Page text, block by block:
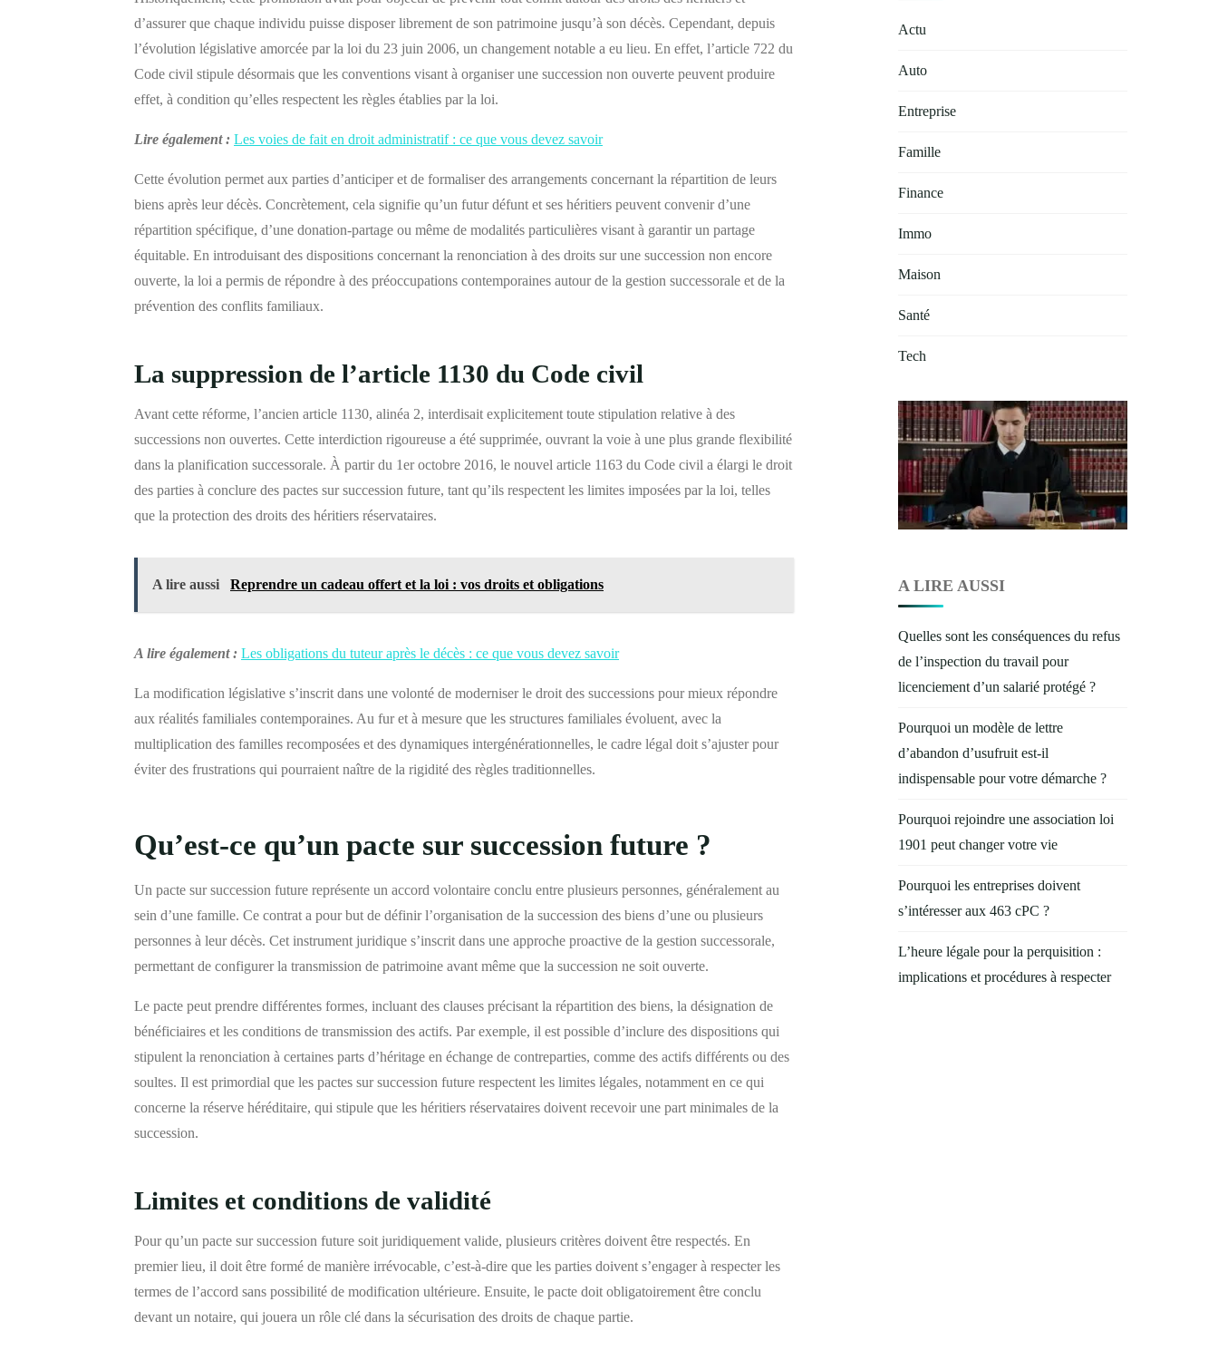
d’assurer que chaque individu puisse disposer librement de son patrimoine jusqu’à son décès. Cependant, depuis
l’évolution législative amorcée par la loi du 23 juin 2006, un changement notable a eu lieu. En effet, l’article 722 du
Code civil stipule désormais que les conventions visant à organiser une succession non ouverte peuvent produire
effet, à condition qu’elles respectent les règles établies par la loi.
Lire également : Les voies de fait en droit administratif : ce que vous devez savoir
Cette évolution permet aux parties d’anticiper et de formaliser des arrangements concernant la répartition de leurs
biens après leur décès. Concrètement, cela signifie qu’un futur défunt et ses héritiers peuvent convenir d’une
répartition spécifique, d’une donation-partage ou même de modalités particulières visant à garantir un partage
équitable. En introduisant des dispositions concernant la renonciation à des droits sur une succession non encore
ouverte, la loi a permis de répondre à des préoccupations contemporaines autour de la gestion successorale et de la
prévention des conflits familiaux.
La suppression de l’article 1130 du Code civil
Avant cette réforme, l’ancien article 1130, alinéa 2, interdisait explicitement toute stipulation relative à des
successions non ouvertes. Cette interdiction rigoureuse a été supprimée, ouvrant la voie à une plus grande flexibilité
dans la planification successorale. À partir du 1er octobre 2016, le nouvel article 1163 du Code civil a élargi le droit
des parties à conclure des pactes sur succession future, tant qu’ils respectent les limites imposées par la loi, telles
que la protection des droits des héritiers réservataires.
A lire aussi Reprendre un cadeau offert et la loi : vos droits et obligations
A lire également : Les obligations du tuteur après le décès : ce que vous devez savoir
La modification législative s’inscrit dans une volonté de moderniser le droit des successions pour mieux répondre
aux réalités familiales contemporaines. Au fur et à mesure que les structures familiales évoluent, avec la
multiplication des familles recomposées et des dynamiques intergénérationnelles, le cadre légal doit s’ajuster pour
éviter des frustrations qui pourraient naître de la rigidité des règles traditionnelles.
Qu’est-ce qu’un pacte sur succession future ?
Un pacte sur succession future représente un accord volontaire conclu entre plusieurs personnes, généralement au
sein d’une famille. Ce contrat a pour but de définir l’organisation de la succession des biens d’une ou plusieurs
personnes à leur décès. Cet instrument juridique s’inscrit dans une approche proactive de la gestion successorale,
permettant de configurer la transmission de patrimoine avant même que la succession ne soit ouverte.
Le pacte peut prendre différentes formes, incluant des clauses précisant la répartition des biens, la désignation de
bénéficiaires et les conditions de transmission des actifs. Par exemple, il est possible d’inclure des dispositions qui
stipulent la renonciation à certaines parts d’héritage en échange de contreparties, comme des actifs différents ou des
soultes. Il est primordial que les pactes sur succession future respectent les limites légales, notamment en ce qui
concerne la réserve héréditaire, qui stipule que les héritiers réservataires doivent recevoir une part minimales de la
succession.
Limites et conditions de validité
Pour qu’un pacte sur succession future soit juridiquement valide, plusieurs critères doivent être respectés. En
premier lieu, il doit être formé de manière irrévocable, c’est-à-dire que les parties doivent s’engager à respecter les
termes de l’accord sans possibilité de modification ultérieure. Ensuite, le pacte doit obligatoirement être conclu
devant un notaire, qui jouera un rôle clé dans la sécurisation des droits de chaque partie.
Actu
Auto
Entreprise
Famille
Finance
Immo
Maison
Santé
Tech
A LIRE AUSSI
Quelles sont les conséquences du refus
de l’inspection du travail pour
licenciement d’un salarié protégé ?
Pourquoi un modèle de lettre
d’abandon d’usufruit est-il
indispensable pour votre démarche ?
Pourquoi rejoindre une association loi
1901 peut changer votre vie
Pourquoi les entreprises doivent
s’intéresser aux 463 cPC ?
L’heure légale pour la perquisition :
implications et procédures à respecter